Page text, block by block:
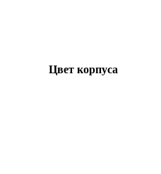
Цвет корпуса